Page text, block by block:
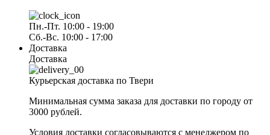
Пн.-Пт. 10:00 - 19:00
Сб.-Вс. 10:00 - 17:00
Доставка
Доставка
Курьерская доставка по Твери
Минимальная сумма заказа для доставки по городу от
3000 рублей.
Условия доставки согласовываются с менеджером по